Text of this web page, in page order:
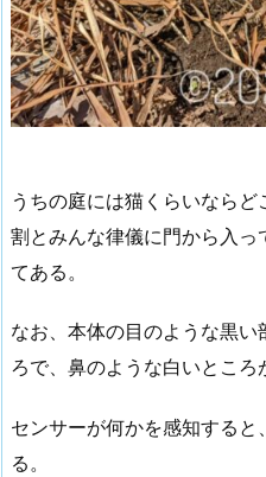
うちの庭には猫くらいならど
割とみんな律儀に門から入
てある。
なお、本体の目のような黒
ろで、鼻のような白いところ
センサーが何かを感知する
る。